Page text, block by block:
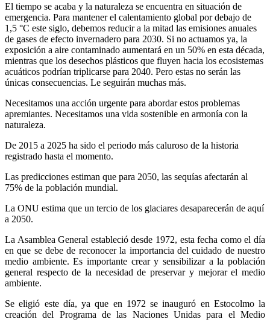
El tiempo se acaba y la naturaleza se encuentra en situación de
emergencia. Para mantener el calentamiento global por debajo de
1,5 °C este siglo, debemos reducir a la mitad las emisiones anuales
de gases de efecto invernadero para 2030. Si no actuamos ya, la
exposición a aire contaminado aumentará en un 50% en esta década,
mientras que los desechos plásticos que fluyen hacia los ecosistemas
acuáticos podrían triplicarse para 2040. Pero estas no serán las
únicas consecuencias. Le seguirán muchas más.
Necesitamos una acción urgente para abordar estos problemas
apremiantes. Necesitamos una vida sostenible en armonía con la
naturaleza.
De 2015 a 2025 ha sido el periodo más caluroso de la historia
registrado hasta el momento.
Las predicciones estiman que para 2050, las sequías afectarán al
75% de la población mundial.
La ONU estima que un tercio de los glaciares desaparecerán de aquí
a 2050.
La Asamblea General estableció desde 1972, esta fecha como el día
en que se debe de reconocer la importancia del cuidado de nuestro
medio ambiente. Es importante crear y sensibilizar a la población
general respecto de la necesidad de preservar y mejorar el medio
ambiente.
Se eligió este día, ya que en 1972 se inauguró en Estocolmo la
creación del Programa de las Naciones Unidas para el Medio